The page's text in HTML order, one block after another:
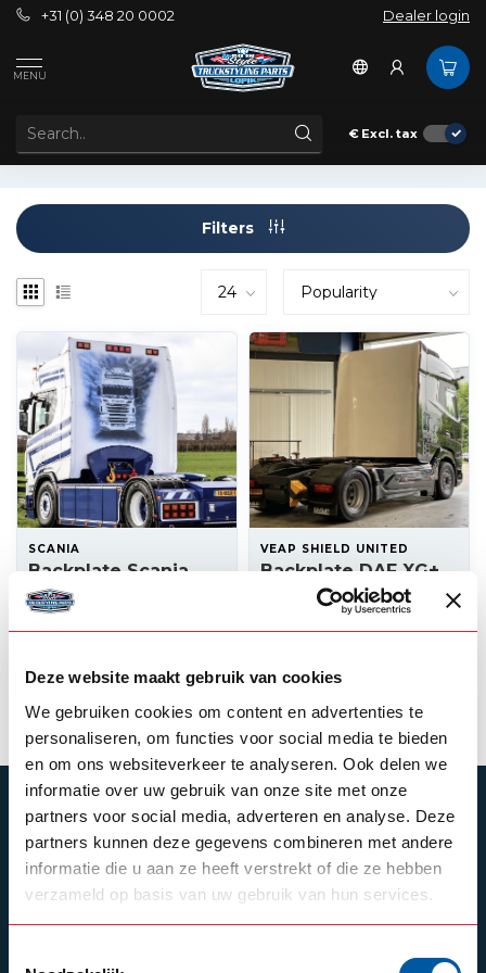
Deze website maakt gebruik van cookies
We gebruiken cookies om content en advertenties te
personaliseren, om functies voor social media te bieden
en om ons websiteverkeer te analyseren. Ook delen we
informatie over uw gebruik van onze site met onze
partners voor social media, adverteren en analyse. Deze
partners kunnen deze gegevens combineren met andere
informatie die u aan ze heeft verstrekt of die ze hebben
verzameld op basis van uw gebruik van hun services.
+31 (0) 348 20 0002 Dealer login
MENU
€ Excl. tax
Tags
PRODUCTS TAGGED WITH ACHTERWAND
Filters
SCANIA
Backplate Scania
NextGen R
VEAP SHIELD UNITED
Backplate DAF XG+
SUBSCRIBE TO OUR NEWSLETTER
Stay up to date with our latest offers